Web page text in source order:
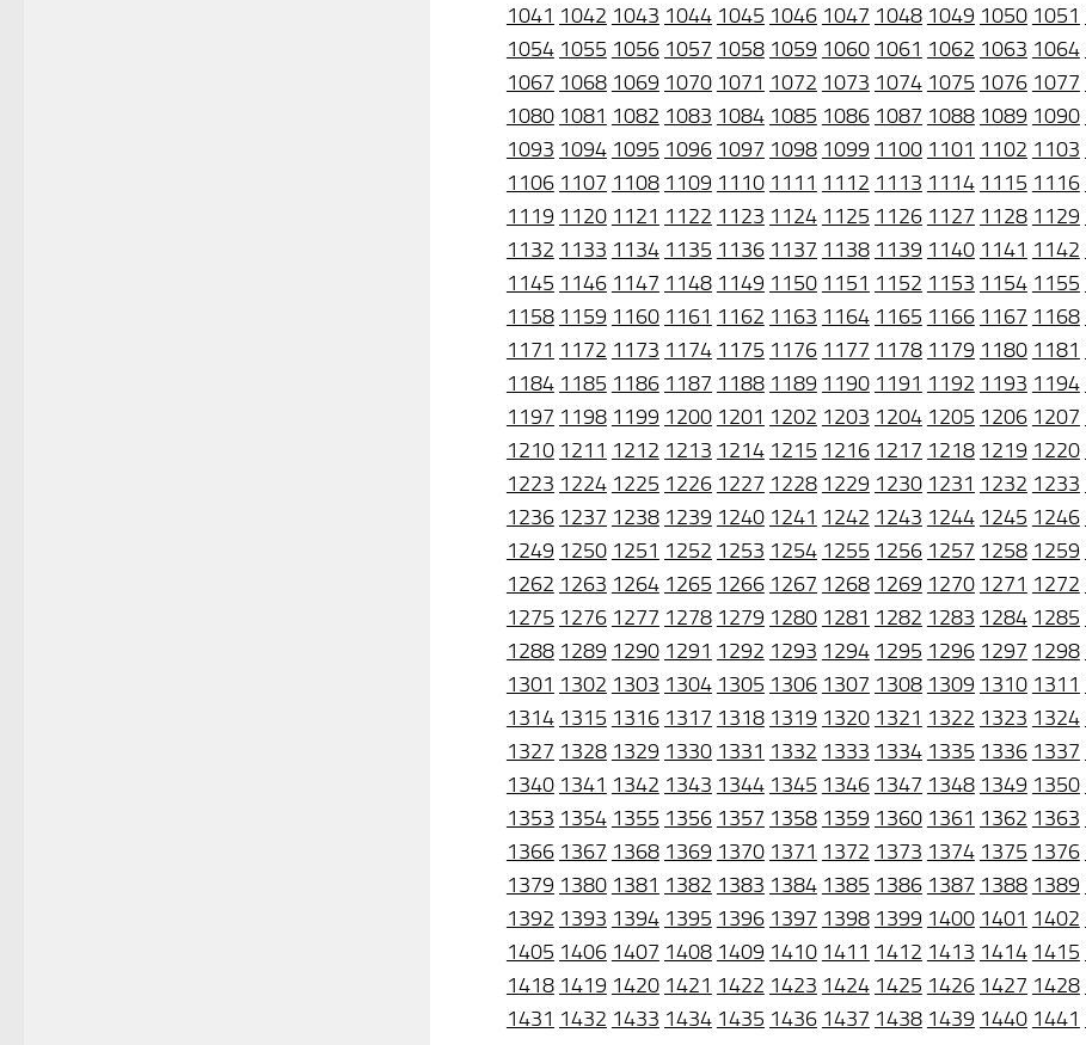
1041 1042 1043 1044 1045 1046 1047 1048 1049 1050 1051
1054 1055 1056 1057 1058 1059 1060 1061 1062 1063 1064
1067 1068 1069 1070 1071 1072 1073 1074 1075 1076 1077
1080 1081 1082 1083 1084 1085 1086 1087 1088 1089 1090
1093 1094 1095 1096 1097 1098 1099 1100 1101 1102 1103
1106 1107 1108 1109 1110 1111 1112 1113 1114 1115 1116
1119 1120 1121 1122 1123 1124 1125 1126 1127 1128 1129
1132 1133 1134 1135 1136 1137 1138 1139 1140 1141 1142
1145 1146 1147 1148 1149 1150 1151 1152 1153 1154 1155
1158 1159 1160 1161 1162 1163 1164 1165 1166 1167 1168
1171 1172 1173 1174 1175 1176 1177 1178 1179 1180 1181
1184 1185 1186 1187 1188 1189 1190 1191 1192 1193 1194
1197 1198 1199 1200 1201 1202 1203 1204 1205 1206 1207
1210 1211 1212 1213 1214 1215 1216 1217 1218 1219 1220
1223 1224 1225 1226 1227 1228 1229 1230 1231 1232 1233
1236 1237 1238 1239 1240 1241 1242 1243 1244 1245 1246
1249 1250 1251 1252 1253 1254 1255 1256 1257 1258 1259
1262 1263 1264 1265 1266 1267 1268 1269 1270 1271 1272
1275 1276 1277 1278 1279 1280 1281 1282 1283 1284 1285
1288 1289 1290 1291 1292 1293 1294 1295 1296 1297 1298
1301 1302 1303 1304 1305 1306 1307 1308 1309 1310 1311
1314 1315 1316 1317 1318 1319 1320 1321 1322 1323 1324
1327 1328 1329 1330 1331 1332 1333 1334 1335 1336 1337
1340 1341 1342 1343 1344 1345 1346 1347 1348 1349 1350
1353 1354 1355 1356 1357 1358 1359 1360 1361 1362 1363
1366 1367 1368 1369 1370 1371 1372 1373 1374 1375 1376
1379 1380 1381 1382 1383 1384 1385 1386 1387 1388 1389
1392 1393 1394 1395 1396 1397 1398 1399 1400 1401 1402
1405 1406 1407 1408 1409 1410 1411 1412 1413 1414 1415
1418 1419 1420 1421 1422 1423 1424 1425 1426 1427 1428
1431 1432 1433 1434 1435 1436 1437 1438 1439 1440 1441